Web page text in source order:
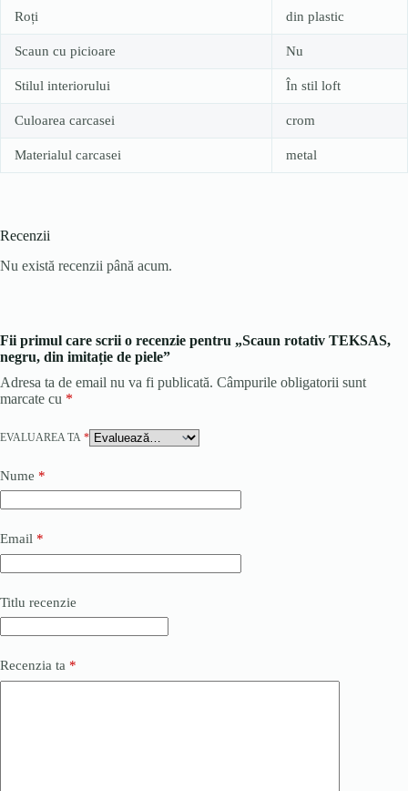
Roți din plastic
Scaun cu picioare Nu
Stilul interiorului În stil loft
Culoarea carcasei crom
Materialul carcasei metal
Recenzii
Nu există recenzii până acum.
Fii primul care scrii o recenzie pentru „Scaun rotativ TEKSAS,
negru, din imitație de piele”
Adresa ta de email nu va fi publicată. Câmpurile obligatorii sunt
marcate cu *
EVALUAREA TA *
Nume *
Email *
Titlu recenzie
Recenzia ta *